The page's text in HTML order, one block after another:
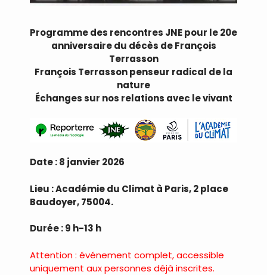
Programme des rencontres JNE pour le 20e
anniversaire du décès de François
Terrasson
François Terrasson penseur radical de la
nature
Échanges sur nos relations avec le vivant
Date : 8 janvier 2026
Lieu : Académie du Climat à Paris, 2 place
Baudoyer, 75004.
Durée : 9 h-13 h
Attention : événement complet, accessible
uniquement aux personnes déjà inscrites.